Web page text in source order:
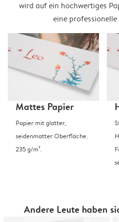
wird auf ein hochwertiges
eine
Mattes Papier
Papier mit glatter,
seidenmatter Oberfläche.
235 g/m².
Andere Leute haben